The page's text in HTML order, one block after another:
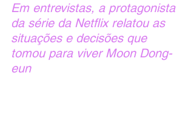
Em entrevistas, a protagonista
da série da Netflix relatou as
situações e decisões que
tomou para viver Moon Dong-
eun